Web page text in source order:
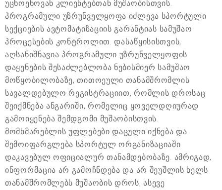
უცხოენოვან კლიენტებთან მუშაობისთვის.
პროგრამული უზრუნველყოფა იძლევა სპორტული
სექციების ავტომატიზაციის გარანტიას სამუშაო
პროცესების კონტროლით. დასაწყისისთვის,
აღსანიშნავია პროგრამული უზრუნველყოფის
დაყენების შესაძლებლობა ნებისმიერ სამუშაო
მოწყობილობაზე, თითოეული თანამშრომლის
სავალდებულო რეგისტრაციით, რომლის დროსაც
შეიქმნება ანგარიში, რომელიც ყოველდღიურად
გამოიყენება შემდგომი მუშაობისთვის.
მომხმარებლის უფლებები დაცული იქნება და
შემოიფარგლება სპორტულ ორგანიზაციაში
დაკავებულ ოფიციალურ თანამდებობაზე. ამრიგად,
ინფორმაცია არ გამოჩნდება და არ შეუშლის ხელს
თანამშრომლებს მუშაობის დროს, ასევე